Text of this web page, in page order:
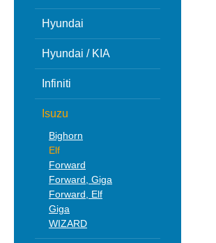
Hyundai
Hyundai / KIA
Infiniti
Isuzu
Bighorn
Elf
Forward
Forward, Giga
Forward, Elf
Giga
WIZARD